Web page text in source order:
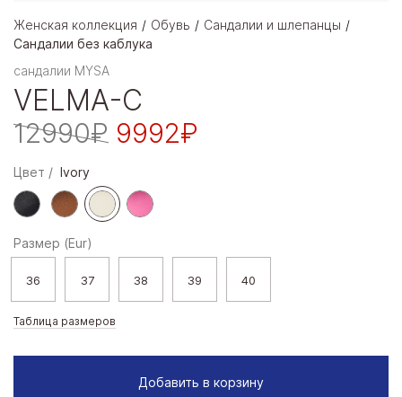
Женская коллекция Обувь
Сандалии и шлепанцы
Сандалии без каблука
сандалии MYSA
VELMA-C
12990₽ 9992₽
Цвет Ivory
Размер (Eur)
36 37 38 39 40
Таблица размеров
Добавить в корзину